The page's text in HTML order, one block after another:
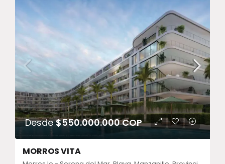
Desde$550.000.000 COP
MORROS VITA